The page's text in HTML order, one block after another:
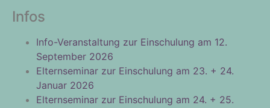
Infos
Info-Veranstaltung zur Einschulung am 12.
September 2026
Elternseminar zur Einschulung am 23. + 24.
Januar 2026
Elternseminar zur Einschulung am 24. + 25.